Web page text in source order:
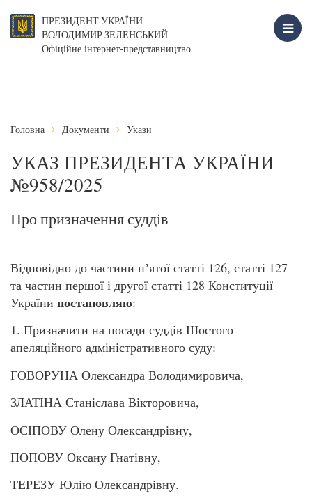
ПРЕЗИДЕНТ УКРАЇНИ
ВОЛОДИМИР ЗЕЛЕНСЬКИЙ
Офіційне інтернет-представництво
Головна Документи Укази
УКАЗ ПРЕЗИДЕНТА УКРАЇНИ
№958/2025
Про призначення суддів
Відповідно до частини пʼятої статті 126, статті 127
та частин першої і другої статті 128 Конституції
України постановляю:
1. Призначити на посади суддів Шостого
апеляційного адміністративного суду:
ГОВОРУНА Олександра Володимировича,
ЗЛАТІНА Станіслава Вікторовича,
ОСІПОВУ Олену Олександрівну,
ПОПОВУ Оксану Гнатівну,
ТЕРЕЗУ Юлію Олександрівну.